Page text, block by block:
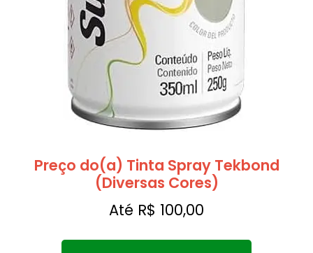
Preço do(a) Tinta Spray Tekbond
(Diversas Cores)
Até R$ 100,00